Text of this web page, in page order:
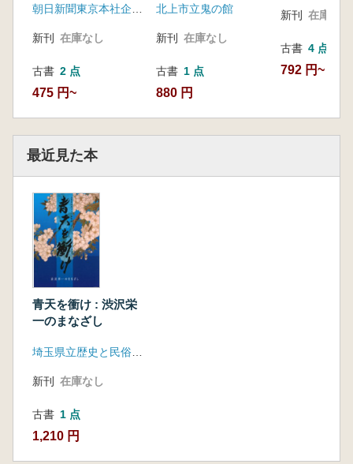
朝日新聞東京本社企画部
新刊 在庫なし
古書 2 点
475 円~
北上市立鬼の館
新刊 在庫なし
古書 1 点
880 円
新刊 在庫なし
古書 4 点
792 円~
最近見た本
青天を衝け : 渋沢栄
一のまなざし
新刊 在庫なし
古書 1 点
1,210 円